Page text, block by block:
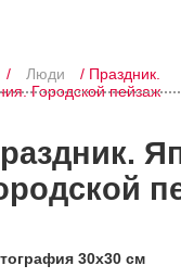
/ Люди
/ Праздник.
Городской пейзаж
30х30 см